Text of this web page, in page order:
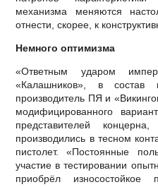
механизма меняются
отнести, скорее, к
Немного оптимизма
«Ответным ударом
«Калашников», в состав
производитель ПЯ и
модифицированного
представителей
производились в тесном
пистолет. «Постоянные
участие в тестировании
приобрёл износостойкое